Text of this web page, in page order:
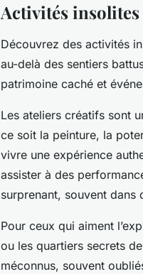
Activités
Découvrez des activités
au-delà des sentiers
patrimoine caché et
Les ateliers créatifs sont
ce soit la peinture, la
vivre une expérience
assister à des
surprenant, souvent dans
Pour ceux qui aiment
ou les quartiers secrets
méconnus, souvent